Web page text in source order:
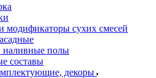
модификаторы сухих смесей
наливные полы
составы
декоры